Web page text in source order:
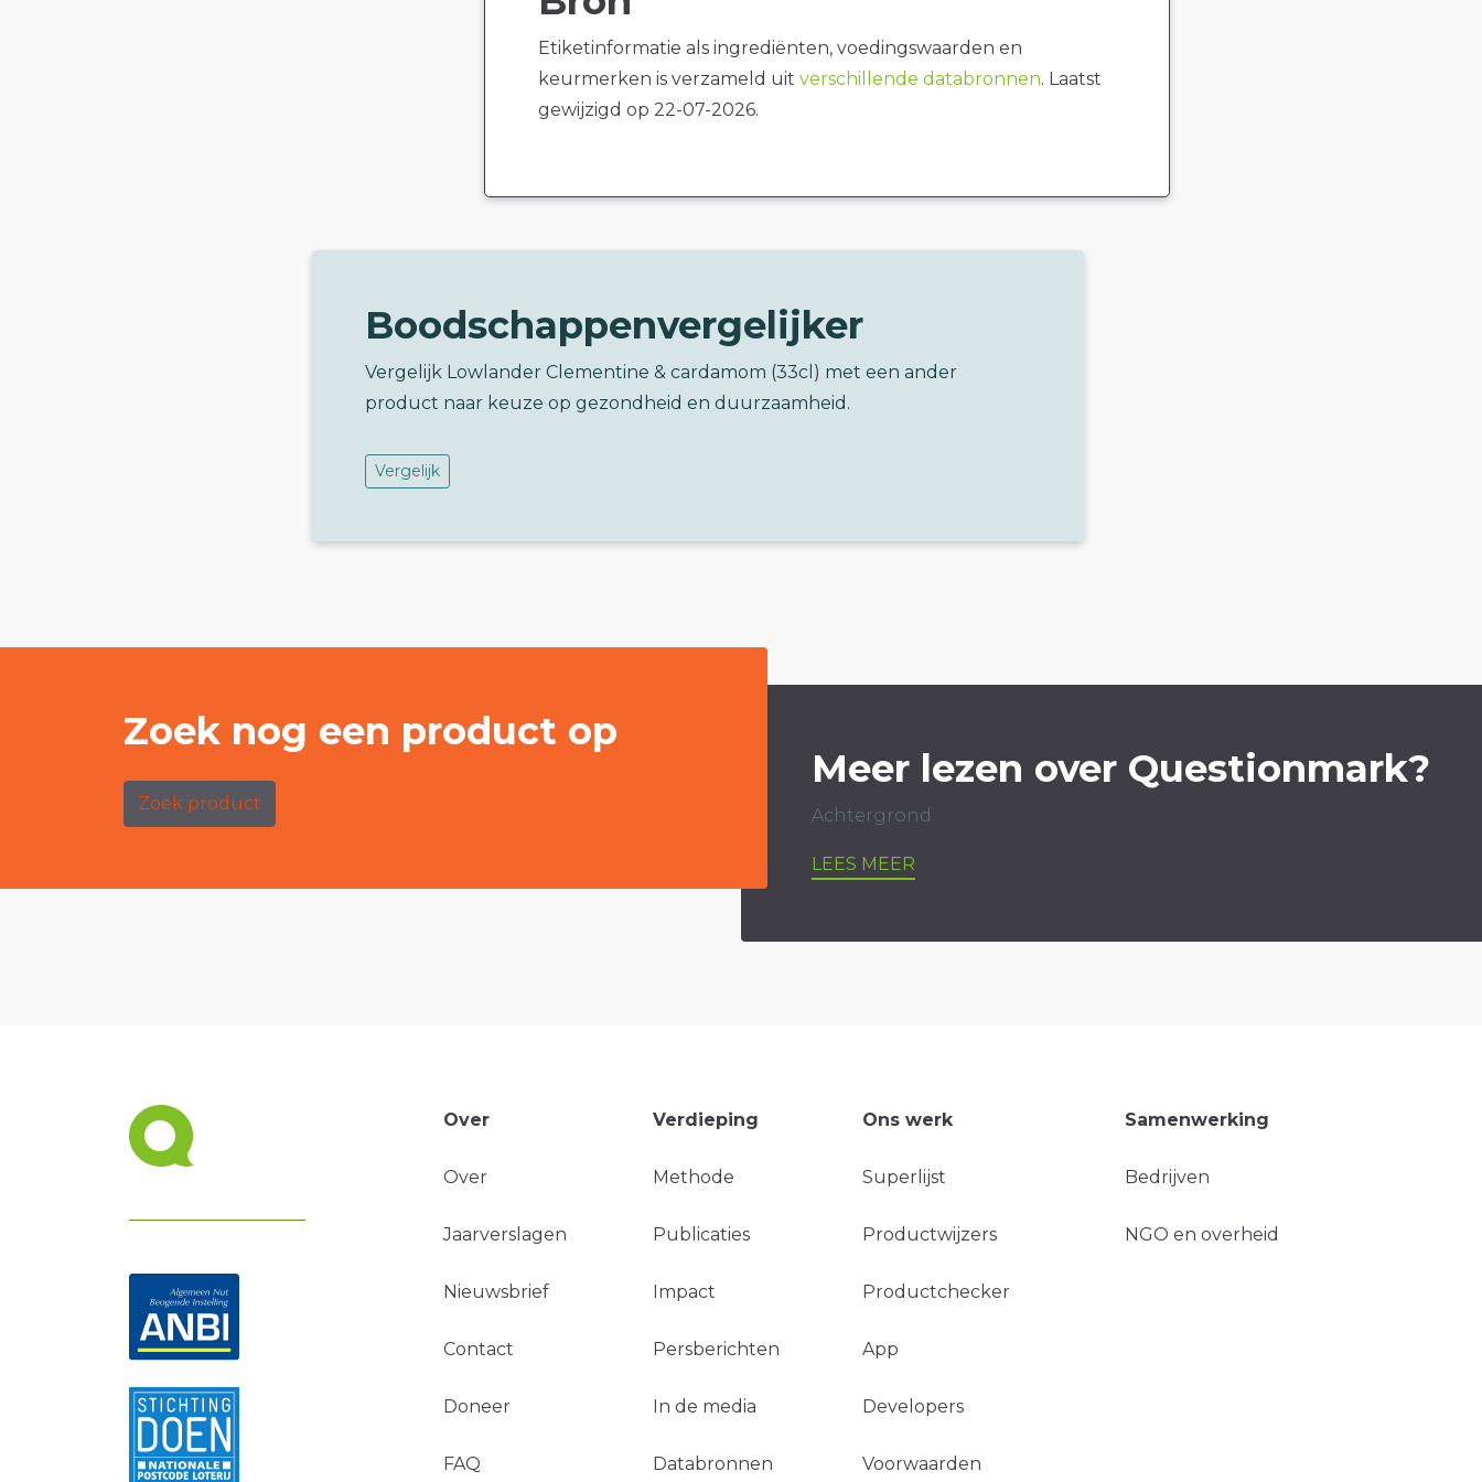
Etiketinformatie als ingrediënten, voedingswaarden en
keurmerken is verzameld uit verschillende databronnen. Laatst
gewijzigd op 22-07-2026.
Boodschappenvergelijker
Vergelijk Lowlander Clementine & cardamom (33cl) met een ander
product naar keuze op gezondheid en duurzaamheid.
Vergelijk
Zoek nog een product op
Zoek product
Meer lezen over Questionmark?
Achtergrond
LEES MEER
Over
Over
Jaarverslagen
Nieuwsbrief
Contact
Doneer
FAQ
Verdieping
Methode
Publicaties
Impact
Persberichten
In de media
Databronnen
Ons werk
Superlijst
Productwijzers
Productchecker
App
Developers
Voorwaarden
Samenwerking
Bedrijven
NGO en overheid